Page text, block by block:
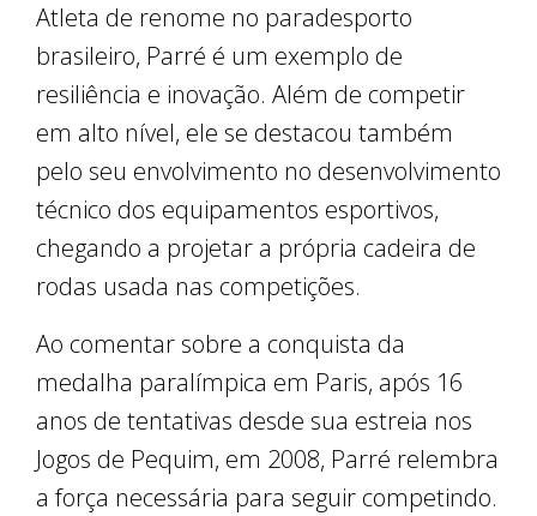
Atleta de renome no paradesporto
brasileiro, Parré é um exemplo de
resiliência e inovação. Além de competir
em alto nível, ele se destacou também
pelo seu envolvimento no desenvolvimento
técnico dos equipamentos esportivos,
chegando a projetar a própria cadeira de
rodas usada nas competições.
Ao comentar sobre a conquista da
medalha paralímpica em Paris, após 16
anos de tentativas desde sua estreia nos
Jogos de Pequim, em 2008, Parré relembra
a força necessária para seguir competindo.